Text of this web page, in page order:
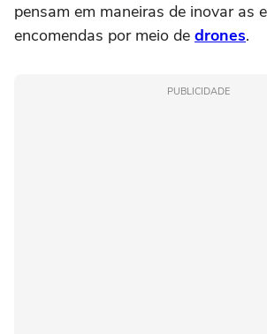
pensam em maneiras de inovar as
encomendas por meio de drones.
PUBLICIDADE